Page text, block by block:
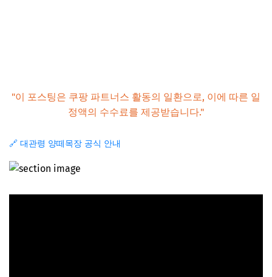
"이 포스팅은 쿠팡 파트너스 활동의 일환으로, 이에 따른 일
정액의 수수료를 제공받습니다."
🔗 대관령 양떼목장 공식 안내